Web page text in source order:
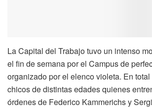
La Capital del Trabajo tuvo un intenso
el fin de semana por el Campus de
organizado por el elenco violeta. En
chicos de distintas edades quienes
órdenes de Federico Kammerichs y